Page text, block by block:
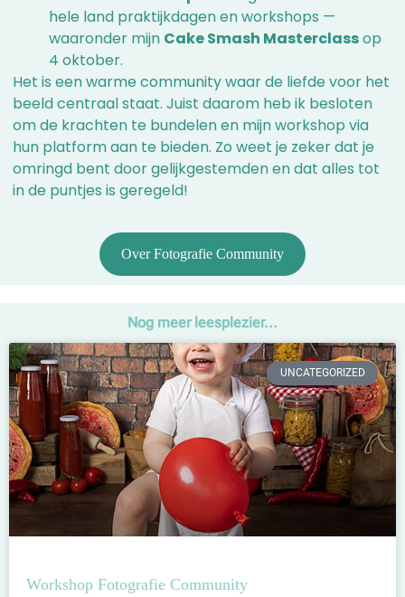
hele land praktijkdagen en workshops —
waaronder mijn Cake Smash Masterclassop
4 oktober.
Het is een warme community waar de liefde voor het
beeld centraal staat. Juist daarom heb ik besloten
om de krachten te bundelen en mijn workshop via
hun platform aan te bieden. Zo weet je zeker dat je
omringd bent door gelijkgestemden en dat alles tot
in de puntjes is geregeld!
Over Fotografie Community
Nog meer leesplezier...
UNCATEGORIZED
Workshop Fotografie Community